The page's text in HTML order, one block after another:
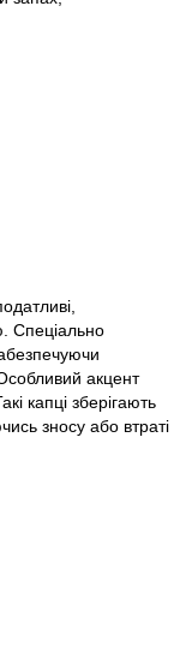
Спеціально
акцент
капці зберігають
зносу або втраті